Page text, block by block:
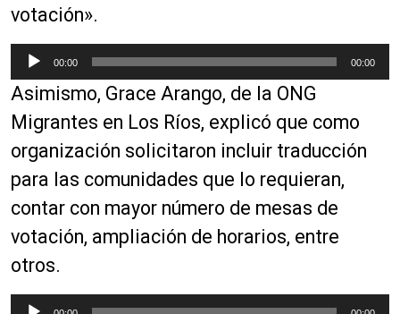
votación».
e
p
r
d
u
c
o
r
d
00:00 00:00
Asimismo, Grace Arango, de la ONG
Migrantes en Los Ríos, explicó que como
organización solicitaron incluir traducción
para las comunidades que lo requieran,
contar con mayor número de mesas de
votación, ampliación de horarios, entre
otros.